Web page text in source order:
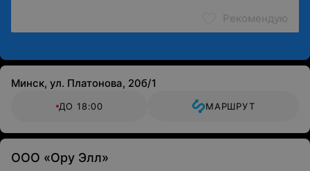
Рекомендую
Минск, ул. Платонова, 20б/1
ДО 18:00 МАРШРУТ
ООО «Ору Элл»